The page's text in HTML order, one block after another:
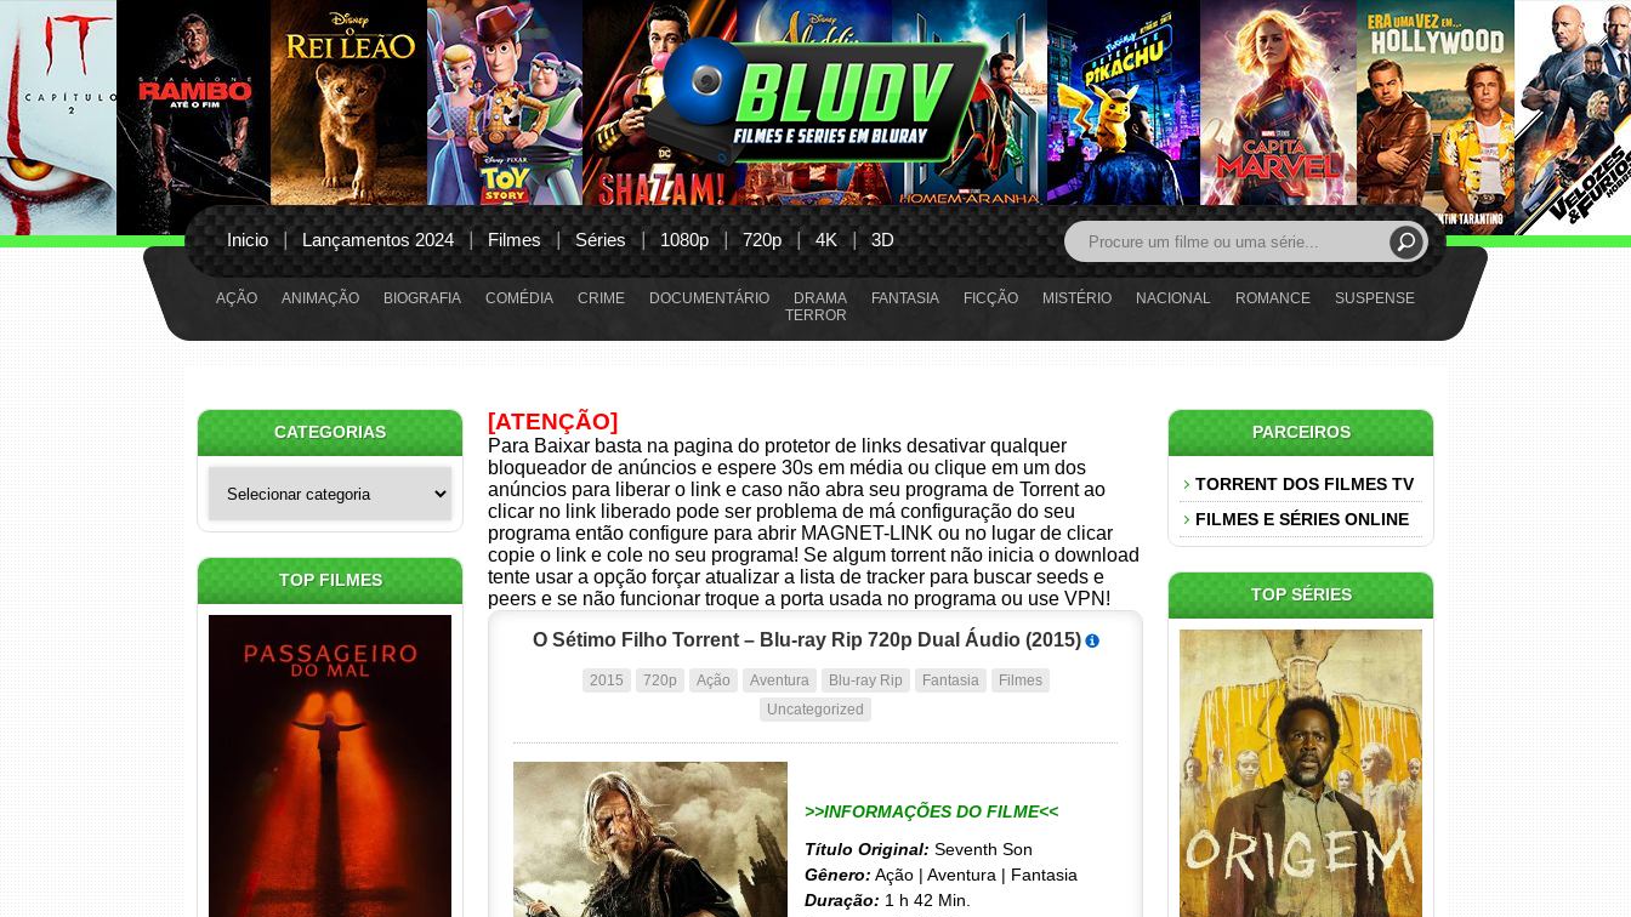
Inicio Lançamentos 2024 Filmes Séries 1080p 720p 4K 3D
AÇÃO ANIMAÇÃO BIOGRAFIA COMÉDIA CRIME DOCUMENTÁRIO DRAMA FANTASIA FICÇÃO MISTÉRIO NACIONAL ROMANCE
SUSPENSE
TERROR
[ATENÇÃO]
Para Baixar basta na pagina do protetor de links desativar qualquer
bloqueador de anúncios e espere 30s em média ou clique em um dos
anúncios para liberar o link e caso não abra seu programa de Torrent ao
clicar no link liberado pode ser problema de má configuração do seu
programa então configure para abrir MAGNET-LINK ou no lugar de clicar
copie o link e cole no seu programa! Se algum torrent não inicia o download
tente usar a opção forçar atualizar a lista de tracker para buscar seeds e
peers e se não funcionar troque a porta usada no programa ou use VPN!
O Sétimo Filho Torrent – Blu-ray Rip 720p Dual Áudio (2015)
2015 720p Ação Aventura Blu-ray Rip Fantasia
Filmes
Uncategorized
>>INFORMAÇÕES DO FILME<<
Título Original: Seventh Son
Gênero: Ação | Aventura | Fantasia
Duração: 1 h 42 Min.
CATEGORIAS
TOP FILMES
Passageiro do Mal Torrent
(2026) WEB-DL 1080p Dual
Áudio
PARCEIROS
TORRENT DOS FILMES TV
FILMES E SÉRIES ONLINE
TOP SÉRIES
Origem 4ª Temporada Torrent
(2026) WEB-DL 1080p/4K
Dual Áudio